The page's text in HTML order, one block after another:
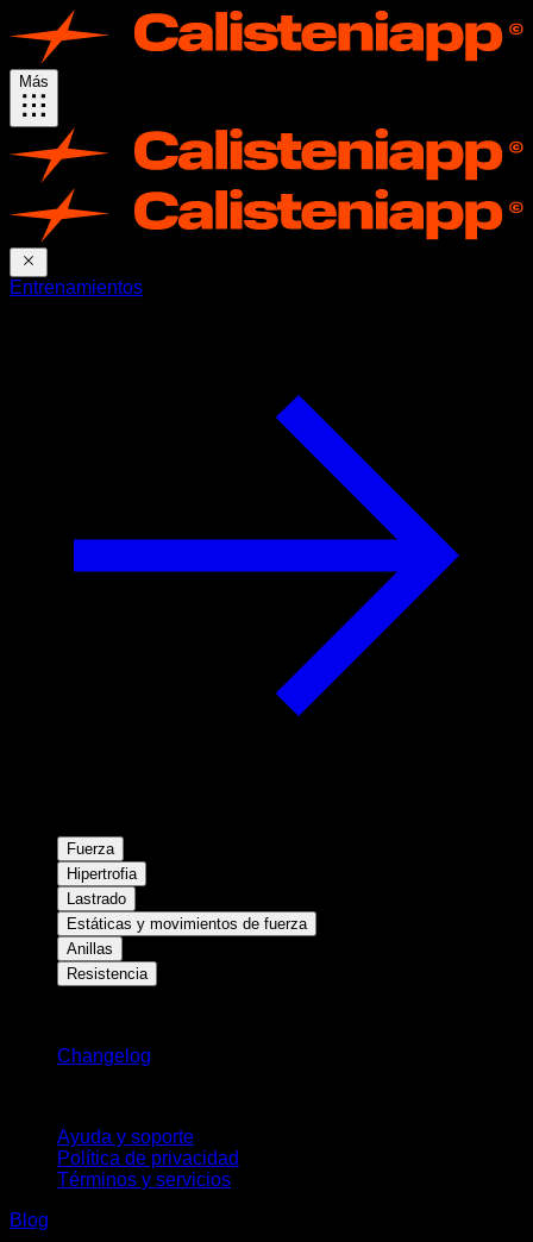
Más
Entrenamientos
Fuerza
Hipertrofia
Lastrado
Estáticas y movimientos de fuerza
Anillas
Resistencia
Changelog
Ayuda y soporte
Política de privacidad
Términos y servicios
Blog